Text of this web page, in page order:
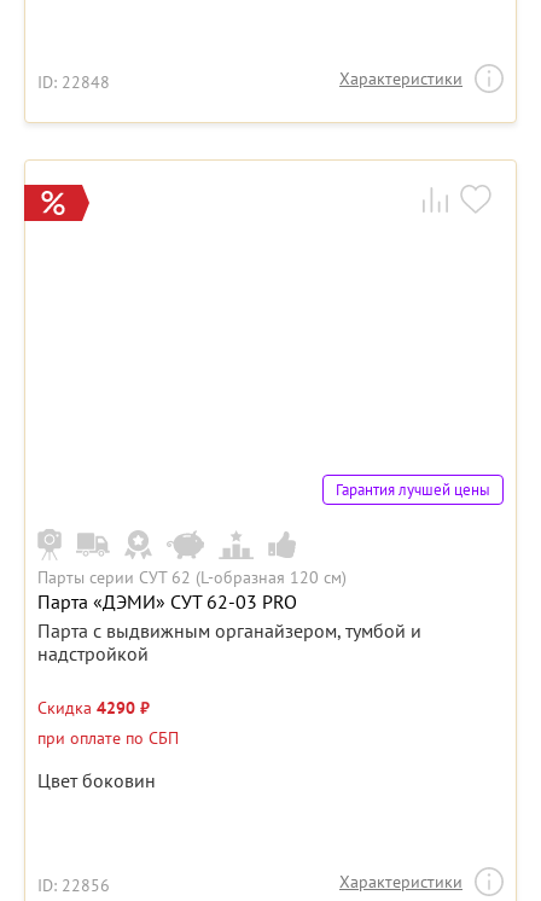
ID: 22848 Характеристики
Гарантия лучшей цены
Парты серии СУТ 62 (L-образная 120 см)
Парта «ДЭМИ» СУТ 62-03 PRO
Парта с выдвижным органайзером, тумбой и
надстройкой
Скидка 4290 ₽
при оплате по СБП
Цвет боковин
ID: 22856 Характеристики